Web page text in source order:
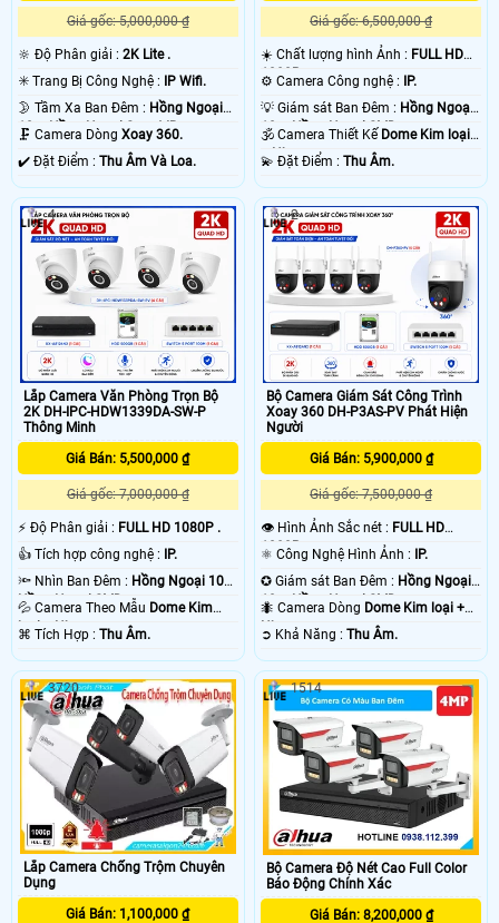
Giá gốc: 5,000,000 ₫
🔆 Độ Phân giải : 2K Lite .
✳️ Trang Bị Công Nghệ :
IP Wifi.
🌛 Tầm Xa Ban Đêm : Hồng Ngoại
10m Hồng Ngoại Smart IR.
🗜️ Camera Dòng Xoay 360.
️✔️ Đặt Điểm : Thu Âm Và Loa.
Giá gốc: 6,500,000 ₫
☀️ Chất lượng hình Ảnh : FULL HD
1080P .
⚙ Camera Công nghệ :
IP.
💡 Giám sát Ban Đêm : Hồng Ngoại
10m Hồng Ngoại SMD.
🕉️ Camera Thiết Kế Dome Kim loại
+ Nhựa.
️💫 Đặt Điểm :Thu Âm.
Lắp Camera Văn Phòng Trọn Bộ
2K DH-IPC-HDW1339DA-SW-P
Thông Minh
Giá Bán: 5,500,000 ₫
Giá gốc: 7,000,000 ₫
️⚡ Độ Phân giải : FULL HD 1080P .
👍 Tích hợp công nghệ : IP.
🔦 Nhìn Ban Đêm : Hồng Ngoại 10m
Hồng Ngoại SMD.
💦 Camera Theo Mẫu Dome Kim
loại + Nhựa. ️⌘ Tích Hợp : Thu Âm.
4
Bộ Camera Giám Sát Công Trình
Xoay 360 DH-P3AS-PV Phát Hiện
Người
Giá Bán: 5,900,000 ₫
Giá gốc: 7,500,000 ₫
👁 Hình Ảnh Sắc nét : FULL HD
1080P .
⚛️ Công Nghệ Hình Ảnh : IP.
✪ Giám sát Ban Đêm : Hồng Ngoại
10m Hồng Ngoại SMD.
🐜 Camera Dòng Dome Kim loại +
Nhựa.
️➲ Khả Năng :Thu Âm.
2
Lắp Camera Chống Trộm Chuyên
Dụng
Giá Bán: 1,100,000 ₫
3720
Bộ Camera Độ Nét Cao Full Color
Báo Động Chính Xác
Giá Bán: 8,200,000 ₫
1514